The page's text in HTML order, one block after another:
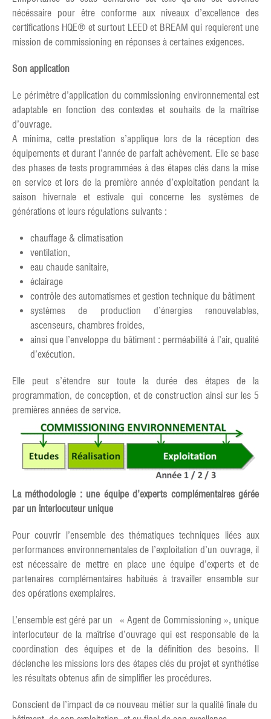
nécéssaire pour être conforme aux niveaux d’excellence des
certifications HQE® et surtout LEED et BREAM qui requierent une
mission de commissioning en réponses à certaines exigences.
Son application
Le périmètre d’application du commissioning environnemental est
adaptable en fonction des contextes et souhaits de la maîtrise
d’ouvrage.
A minima, cette prestation s’applique lors de la réception des
équipements et durant l’année de parfait achèvement. Elle se base
des phases de tests programmées à des étapes clés dans la mise
en service et lors de la première année d’exploitation pendant la
saison hivernale et estivale qui concerne les systèmes de
générations et leurs régulations suivants :
chauffage & climatisation
ventilation,
eau chaude sanitaire,
éclairage
contrôle des automatismes et gestion technique du bâtiment
systèmes de production d’énergies renouvelables,
ascenseurs, chambres froides,
ainsi que l’enveloppe du bâtiment : perméabilité à l’air, qualité
d’exécution.
Elle peut s’étendre sur toute la durée des étapes de la
programmation, de conception, et de construction ainsi sur les 5
premières années de service.
La méthodologie : une équipe d’experts complémentaires gérée
par un interlocuteur unique
Pour couvrir l’ensemble des thématiques techniques liées aux
performances environnementales de l’exploitation d’un ouvrage, il
est nécessaire de mettre en place une équipe d’experts et de
partenaires complémentaires habitués à travailler ensemble sur
des opérations exemplaires.
L’ensemble est géré par un « Agent de Commissioning », unique
interlocuteur de la maîtrise d’ouvrage qui est responsable de la
coordination des équipes et de la définition des besoins. Il
déclenche les missions lors des étapes clés du projet et synthétise
les résultats obtenus afin de simplifier les procédures.
Conscient de l’impact de ce nouveau métier sur la qualité finale du